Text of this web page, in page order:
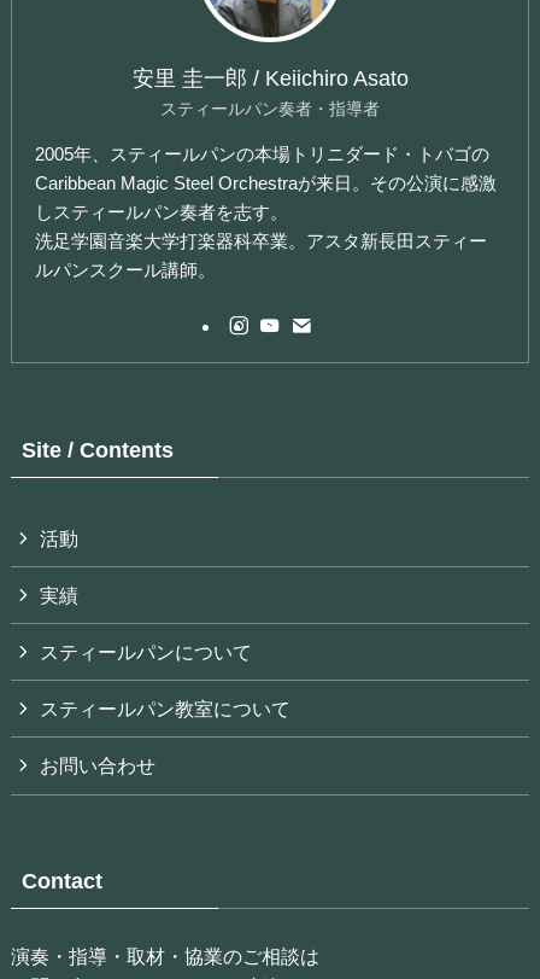
安里 圭一郎 / Keiichiro Asato
スティールパン奏者・指導者
2005年、スティールパンの本場トリニダード・トバゴの
Caribbean Magic Steel Orchestraが来日。その公演に感激
しスティールパン奏者を志す。
洗足学園音楽大学打楽器科卒業。アスタ新長田スティー
ルパンスクール講師。
Site / Contents
活動
実績
スティールパンについて
スティールパン教室について
お問い合わせ
Contact
演奏・指導・取材・協業のご相談は